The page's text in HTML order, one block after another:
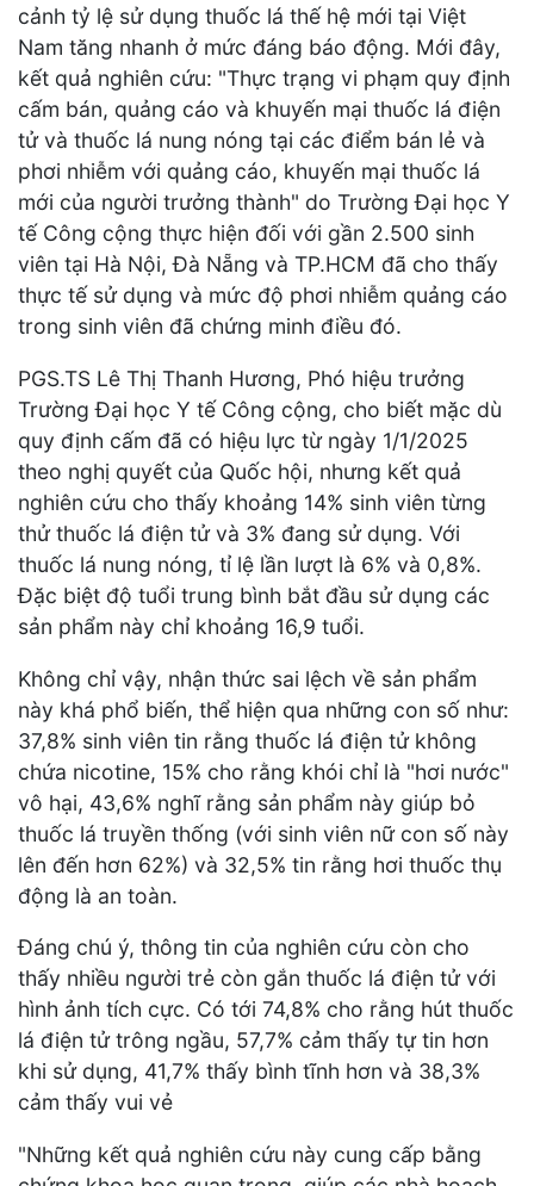
cảnh tỷ lệ sử dụng thuốc lá thế hệ mới tại Việt
Nam tăng nhanh ở mức đáng báo động. Mới đây,
kết quả nghiên cứu: "Thực trạng vi phạm quy định
cấm bán, quảng cáo và khuyến mại thuốc lá điện
tử và thuốc lá nung nóng tại các điểm bán lẻ và
phơi nhiễm với quảng cáo, khuyến mại thuốc lá
mới của người trưởng thành" do Trường Đại học Y
tế Công cộng thực hiện đối với gần 2.500 sinh
viên tại Hà Nội, Đà Nẵng và TP.HCM đã cho thấy
thực tế sử dụng và mức độ phơi nhiễm quảng cáo
trong sinh viên đã chứng minh điều đó.
PGS.TS Lê Thị Thanh Hương, Phó hiệu trưởng
Trường Đại học Y tế Công cộng, cho biết mặc dù
quy định cấm đã có hiệu lực từ ngày 1/1/2025
theo nghị quyết của Quốc hội, nhưng kết quả
nghiên cứu cho thấy khoảng 14% sinh viên từng
thử thuốc lá điện tử và 3% đang sử dụng. Với
thuốc lá nung nóng, tỉ lệ lần lượt là 6% và 0,8%.
Đặc biệt độ tuổi trung bình bắt đầu sử dụng các
sản phẩm này chỉ khoảng 16,9 tuổi.
Không chỉ vậy, nhận thức sai lệch về sản phẩm
này khá phổ biến, thể hiện qua những con số như:
37,8% sinh viên tin rằng thuốc lá điện tử không
chứa nicotine, 15% cho rằng khói chỉ là "hơi nước"
vô hại, 43,6% nghĩ rằng sản phẩm này giúp bỏ
thuốc lá truyền thống (với sinh viên nữ con số này
lên đến hơn 62%) và 32,5% tin rằng hơi thuốc thụ
động là an toàn.
Đáng chú ý, thông tin của nghiên cứu còn cho
thấy nhiều người trẻ còn gắn thuốc lá điện tử với
hình ảnh tích cực. Có tới 74,8% cho rằng hút thuốc
lá điện tử trông ngầu, 57,7% cảm thấy tự tin hơn
khi sử dụng, 41,7% thấy bình tĩnh hơn và 38,3%
cảm thấy vui vẻ
"Những kết quả nghiên cứu này cung cấp bằng